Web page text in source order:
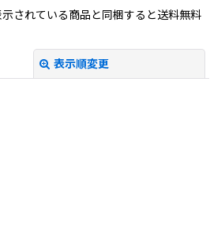
されている商品と同梱すると送料無料
表示順変更